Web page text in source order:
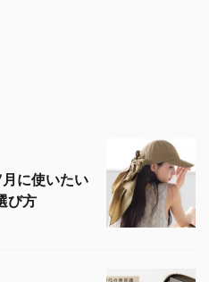
に使いたい
び方